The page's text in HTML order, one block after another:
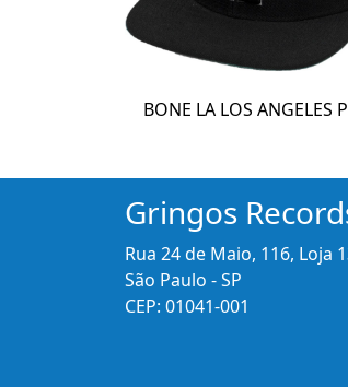
BONE LA LOS ANGELES
Gringos
Rua 24 de Maio, 116, Loja
São Paulo - SP
CEP: 01041-001